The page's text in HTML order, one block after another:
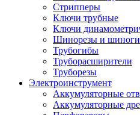
Стрипперы
Ключи трубные
Ключи
Шинорезы и
Трубогибы
Труборасширители
Труборезы
Электроинструмент
Аккумуляторные
Аккумуляторные